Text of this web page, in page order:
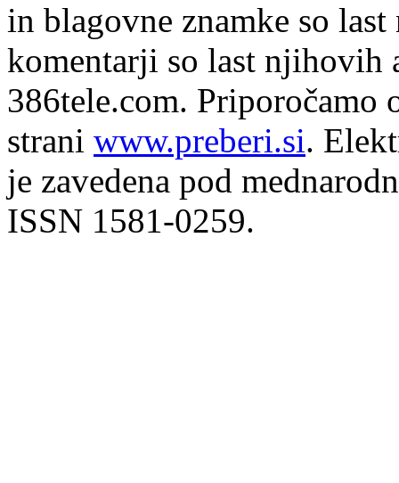
in blagovne znamke so
komentarji so last njihovih
386tele.com. Priporočamo
strani www.preberi.si.
je zavedena pod
ISSN 1581-0259.